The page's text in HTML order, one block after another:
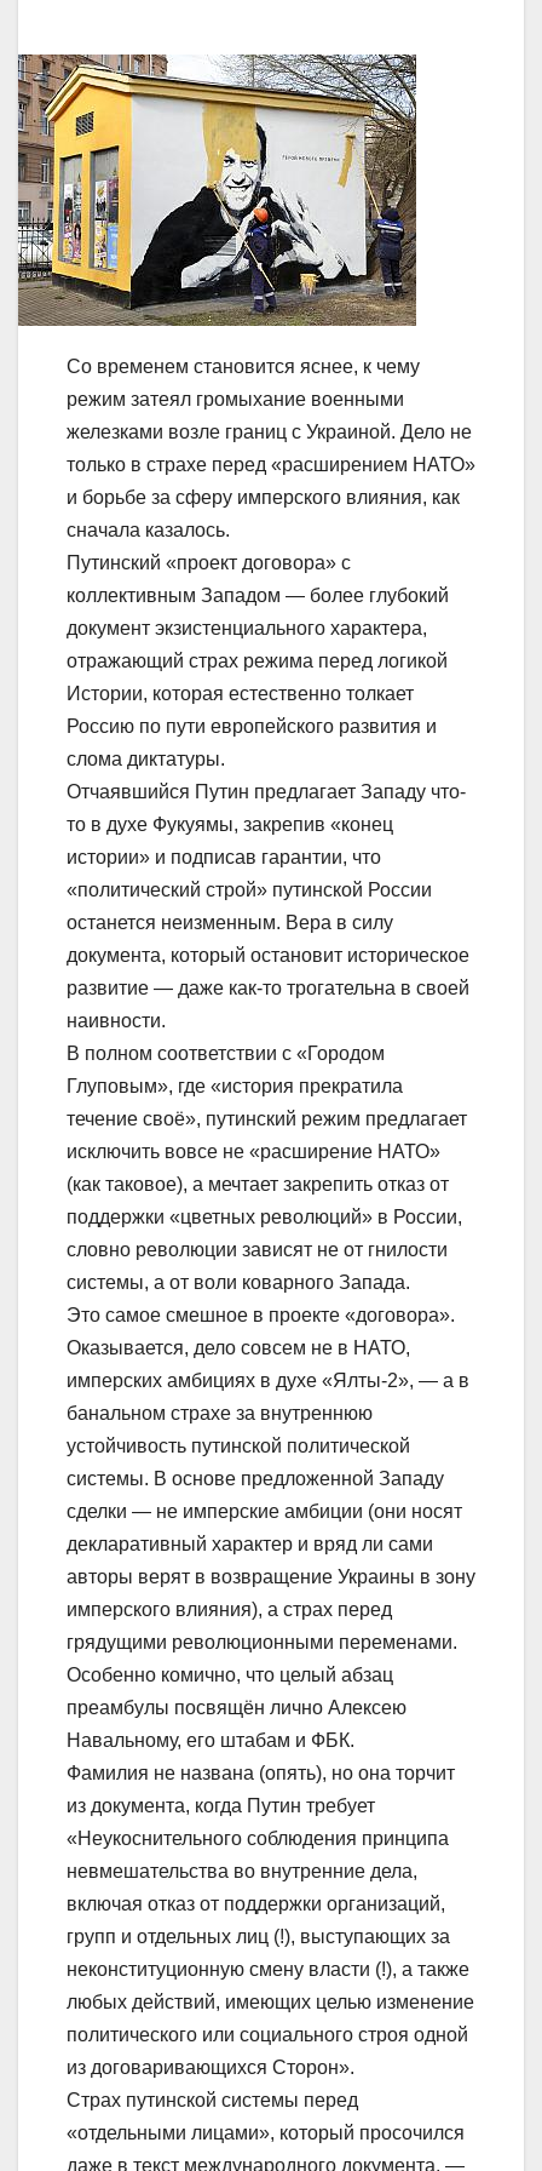
Со временем становится яснее, к чему
режим затеял громыхание военными
железками возле границ с Украиной. Дело не
только в страхе перед «расширением НАТО»
и борьбе за сферу имперского влияния, как
сначала казалось.
Путинский «проект договора» с
коллективным Западом — более глубокий
документ экзистенциального характера,
отражающий страх режима перед логикой
Истории, которая естественно толкает
Россию по пути европейского развития и
слома диктатуры.
Отчаявшийся Путин предлагает Западу что-
то в духе Фукуямы, закрепив «конец
истории» и подписав гарантии, что
«политический строй» путинской России
останется неизменным. Вера в силу
документа, который остановит историческое
развитие — даже как-то трогательна в своей
наивности.
В полном соответствии с «Городом
Глуповым», где «история прекратила
течение своё», путинский режим предлагает
исключить вовсе не «расширение НАТО»
(как таковое), а мечтает закрепить отказ от
поддержки «цветных революций» в России,
словно революции зависят не от гнилости
системы, а от воли коварного Запада.
Это самое смешное в проекте «договора».
Оказывается, дело совсем не в НАТО,
имперских амбициях в духе «Ялты-2», — а в
банальном страхе за внутреннюю
устойчивость путинской политической
системы. В основе предложенной Западу
сделки — не имперские амбиции (они носят
декларативный характер и вряд ли сами
авторы верят в возвращение Украины в зону
имперского влияния), а страх перед
грядущими революционными переменами.
Особенно комично, что целый абзац
преамбулы посвящён лично Алексею
Навальному, его штабам и ФБК.
Фамилия не названа (опять), но она торчит
из документа, когда Путин требует
«Неукоснительного соблюдения принципа
невмешательства во внутренние дела,
включая отказ от поддержки организаций,
групп и отдельных лиц (!), выступающих за
неконституционную смену власти (!), а также
любых действий, имеющих целью изменение
политического или социального строя одной
из договаривающихся Сторон».
Страх путинской системы перед
«отдельными лицами», который просочился
даже в текст международного документа, —